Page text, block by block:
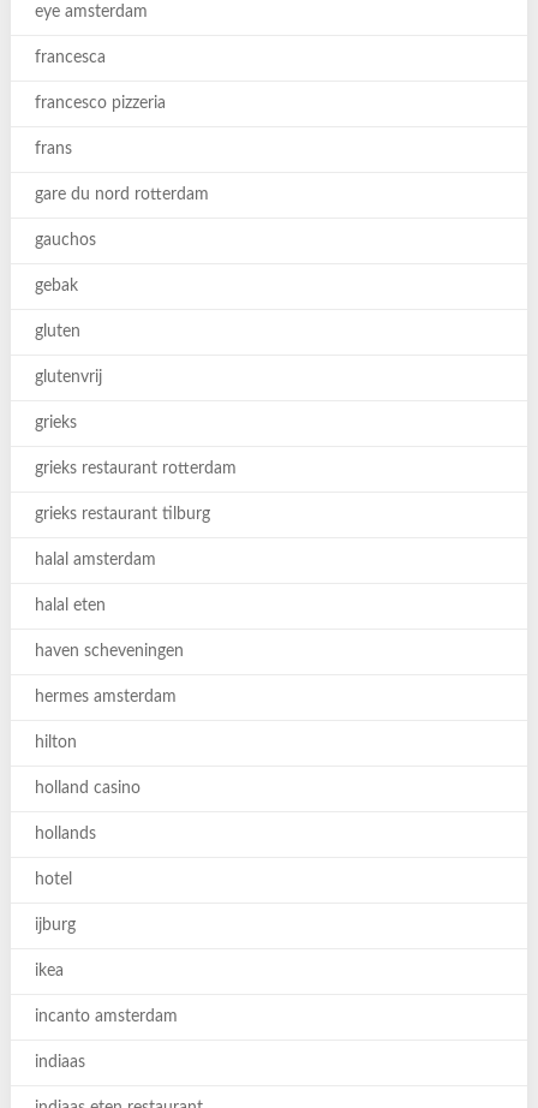
eye amsterdam
francesca
francesco pizzeria
frans
gare du nord rotterdam
gauchos
gebak
gluten
glutenvrij
grieks
grieks restaurant rotterdam
grieks restaurant tilburg
halal amsterdam
halal eten
haven scheveningen
hermes amsterdam
hilton
holland casino
hollands
hotel
ijburg
ikea
incanto amsterdam
indiaas